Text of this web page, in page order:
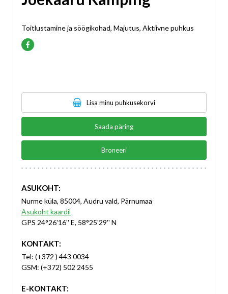
Toitlustamine ja söögikohad, Majutus, Aktiivne puhkus
Lisa minu puhkusekorvi
Saada päring
Broneeri
ASUKOHT:
Nurme küla, 85004, Audru vald, Pärnumaa
Asukoht kaardil
GPS 24°26'16'' E, 58°25'29'' N
KONTAKT:
Tel: (+372 ) 443 0034
GSM: (+372) 502 2455
E-KONTAKT: